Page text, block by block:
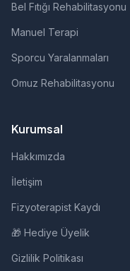
Bel Fıtığı Rehabilitasyonu
Manuel Terapi
Sporcu Yaralanmaları
Omuz Rehabilitasyonu
Kurumsal
Hakkımızda
İletişim
Fizyoterapist Kaydı
🎁 Hediye Üyelik
Gizlilik Politikası